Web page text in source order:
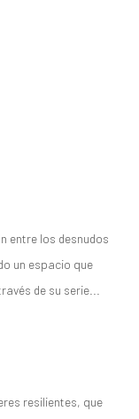
)
of thumbnail 3 )
entre los desnudos
un espacio que
de su serie...
resilientes, que